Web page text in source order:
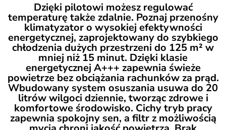
Dzięki pilotowi możesz regulować
temperaturę także zdalnie. Poznaj przenośny
klimatyzator o wysokiej efektywności
energetycznej, zaprojektowany do szybkiego
chłodzenia dużych przestrzeni do 125 m² w
mniej niż 15 minut. Dzięki klasie
energetycznej A+++ zapewnia świeże
powietrze bez obciążania rachunków za prąd.
Wbudowany system osuszania usuwa do 20
litrów wilgoci dziennie, tworząc zdrowe i
komfortowe środowisko. Cichy tryb pracy
zapewnia spokojny sen, a filtr z możliwością